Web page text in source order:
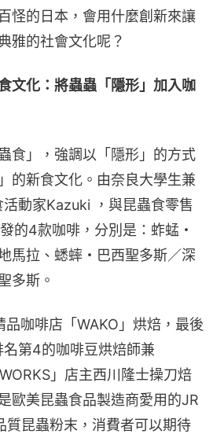
怪的日本，會用什麼創新來讓
雅的社會文化呢？
文化：將蟲蟲「隱形」加入咖
食」，強調以「隱形」的方式
的新食文化。由奈良大學生兼
動家Kazuki ，與昆蟲食零售
的4款咖啡，分別是：蚱蜢・
馬拉、蟋蟀・巴西聖多斯／深
多斯。
咖啡店「WAKO」烘焙，最後
第4的咖啡豆烘焙師兼
」店主西川隆士操刀焙
歐美昆蟲食品製造商愛用的JR
質昆蟲粉末，消費者可以期待